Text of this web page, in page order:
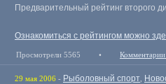
Предварительный рейтинг второго
Ознакомиться с рейтингом можно
Просмотрели 5565 • Комментарии
29 мая 2006 - Рыболовный спорт